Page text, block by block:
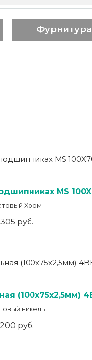
Фурнитура
MS
Хром
305 руб.
(100х75х2,5мм)
никель
200 руб.